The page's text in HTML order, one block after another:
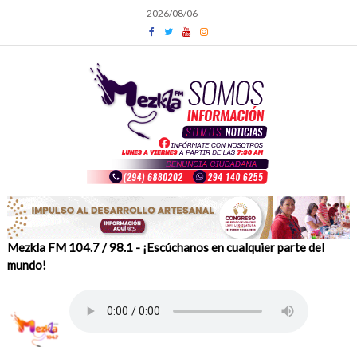
content
2026/08/06
Mezkla FM 104.7 / 98.1 - ¡Escúchanos en cualquier parte del
mundo!